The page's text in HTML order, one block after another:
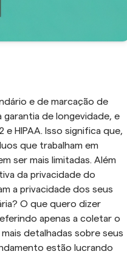
e de marcação de
de longevidade, e
e HIPAA. Isso significa que,
que trabalham em
ser mais limitadas. Além
da privacidade do
a privacidade dos seus
O que quero dizer
apenas a coletar o
detalhadas sobre seus
estão lucrando